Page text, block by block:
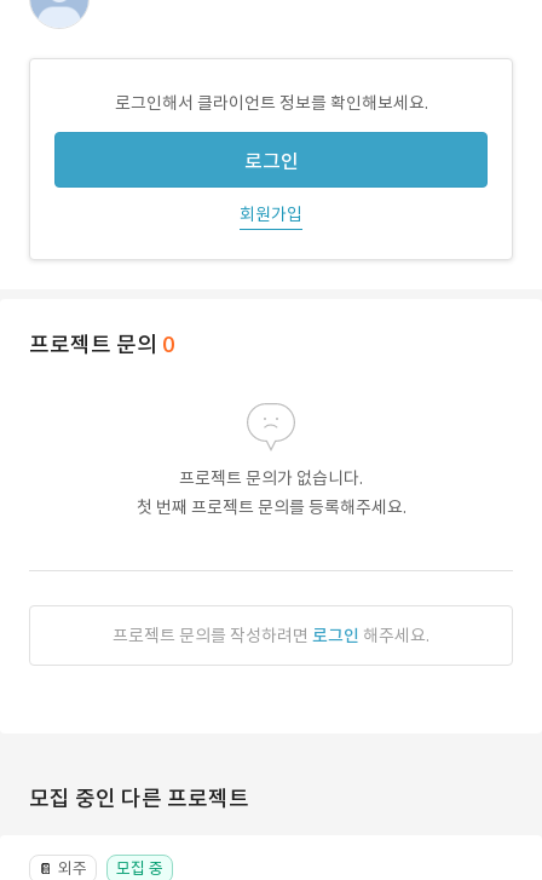
로그인해서 클라이언트 정보를 확인해보세요.
로그인
회원가입
프로젝트 문의 0
프로젝트 문의가 없습니다.
첫 번째 프로젝트 문의를 등록해주세요.
프로젝트 문의를 작성하려면 로그인 해주세요.
모집 중인 다른 프로젝트
📔 외주 모집 중